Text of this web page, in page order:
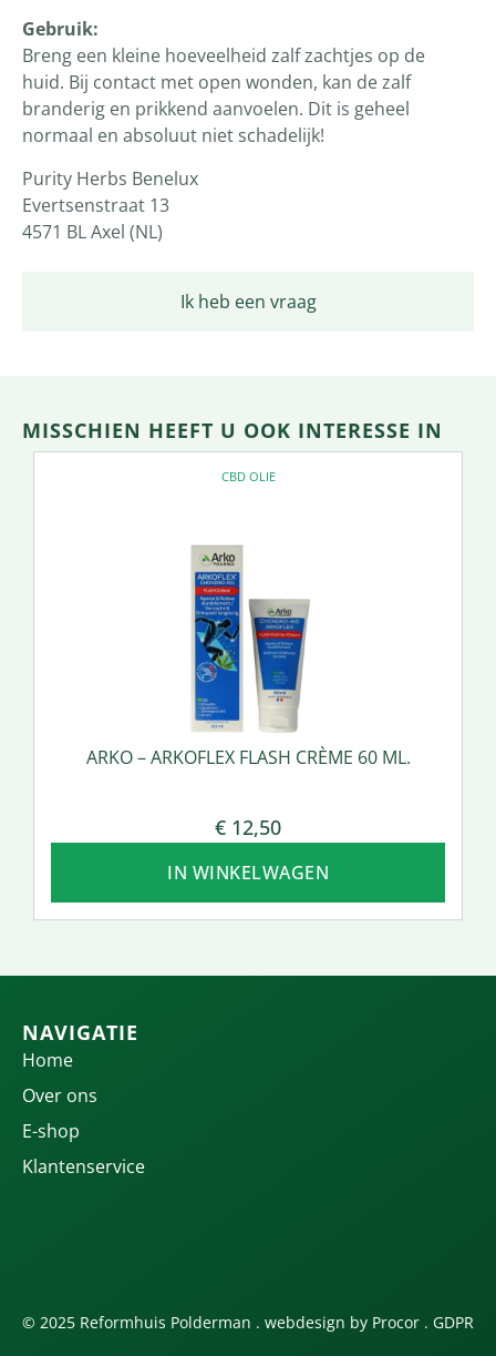
Ik heb een vraag
Gebruik:
Breng een kleine hoeveelheid zalf zachtjes op de
huid. Bij contact met open wonden, kan de zalf
branderig en prikkend aanvoelen. Dit is geheel
normaal en absoluut niet schadelijk!
Purity Herbs Benelux
Evertsenstraat 13
4571 BL Axel (NL)
MISSCHIEN HEEFT U OOK INTERESSE IN
CBD OLIE
ARKO – ARKOFLEX FLASH CRÈME 60 ML.
€ 12,50
IN WINKELWAGEN
NAVIGATIE
Home
Over ons
E-shop
Klantenservice
© 2025 Reformhuis Polderman . webdesign by Procor . GDPR